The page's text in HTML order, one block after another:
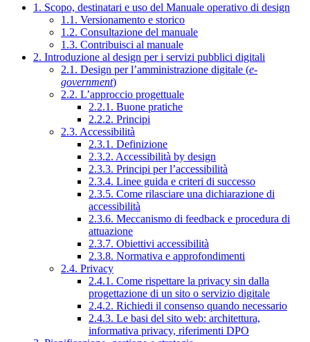
1. Scopo, destinatari e uso del Manuale operativo di design
1.1. Versionamento e storico
1.2. Consultazione del manuale
1.3. Contribuisci al manuale
2. Introduzione al design per i servizi pubblici digitali
2.1. Design per l’amministrazione digitale (e-
government)
2.2. L’approccio progettuale
2.2.1. Buone pratiche
2.2.2. Principi
2.3. Accessibilità
2.3.1. Definizione
2.3.2. Accessibilità by design
2.3.3. Principi per l’accessibilità
2.3.4. Linee guida e criteri di successo
2.3.5. Come rilasciare una dichiarazione di
accessibilità
2.3.6. Meccanismo di feedback e procedura di
attuazione
2.3.7. Obiettivi accessibilità
2.3.8. Normativa e approfondimenti
2.4. Privacy
2.4.1. Come rispettare la privacy sin dalla
progettazione di un sito o servizio digitale
2.4.2. Richiedi il consenso quando necessario
2.4.3. Le basi del sito web: architettura,
informativa privacy, riferimenti DPO